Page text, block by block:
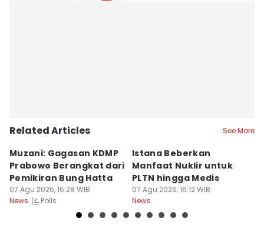
Related Articles See More
Muzani: Gagasan KDMP
Prabowo Berangkat dari
Pemikiran Bung Hatta
07 Agu 2026, 16:28 WIB
News
Polls
Istana Beberkan
Manfaat Nuklir untuk
PLTN hingga Medis
07 Agu 2026, 16:12 WIB
News